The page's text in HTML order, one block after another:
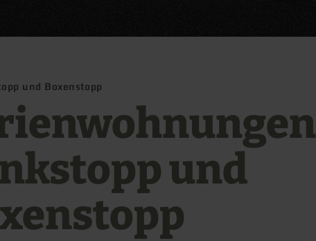
und Boxenstopp
und